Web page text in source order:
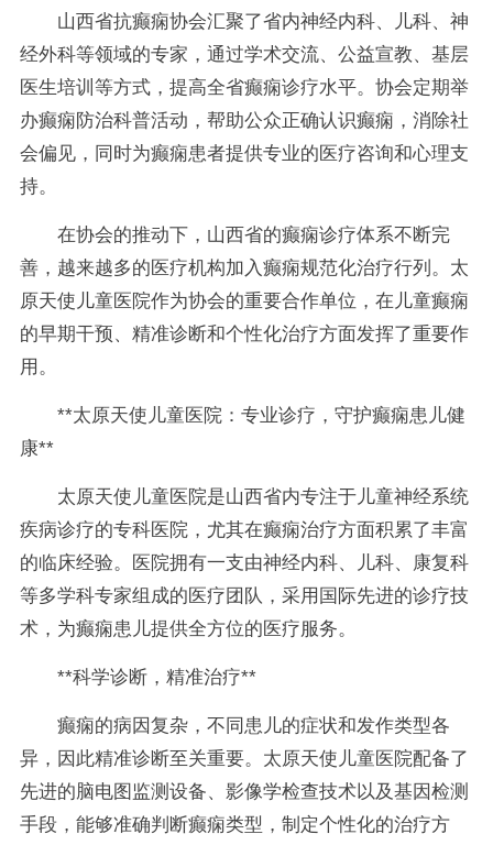
山西省抗癫痫协会汇聚了省内神经内科、儿科、神
经外科等领域的专家，通过学术交流、公益宣教、基层
医生培训等方式，提高全省癫痫诊疗水平。协会定期举
办癫痫防治科普活动，帮助公众正确认识癫痫，消除社
会偏见，同时为癫痫患者提供专业的医疗咨询和心理支
持。
在协会的推动下，山西省的癫痫诊疗体系不断完
善，越来越多的医疗机构加入癫痫规范化治疗行列。太
原天使儿童医院作为协会的重要合作单位，在儿童癫痫
的早期干预、精准诊断和个性化治疗方面发挥了重要作
用。
**太原天使儿童医院：专业诊疗，守护癫痫患儿健
康**
太原天使儿童医院是山西省内专注于儿童神经系统
疾病诊疗的专科医院，尤其在癫痫治疗方面积累了丰富
的临床经验。医院拥有一支由神经内科、儿科、康复科
等多学科专家组成的医疗团队，采用国际先进的诊疗技
术，为癫痫患儿提供全方位的医疗服务。
**科学诊断，精准治疗**
癫痫的病因复杂，不同患儿的症状和发作类型各
异，因此精准诊断至关重要。太原天使儿童医院配备了
先进的脑电图监测设备、影像学检查技术以及基因检测
手段，能够准确判断癫痫类型，制定个性化的治疗方